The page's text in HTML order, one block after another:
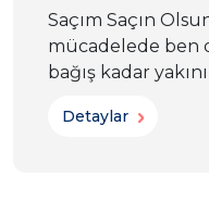
Saçım Saçın
mücadelede ben
bağış kadar
Detaylar